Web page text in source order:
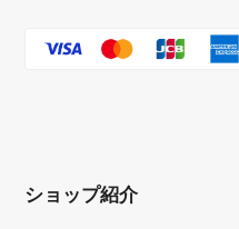
ショップ紹介